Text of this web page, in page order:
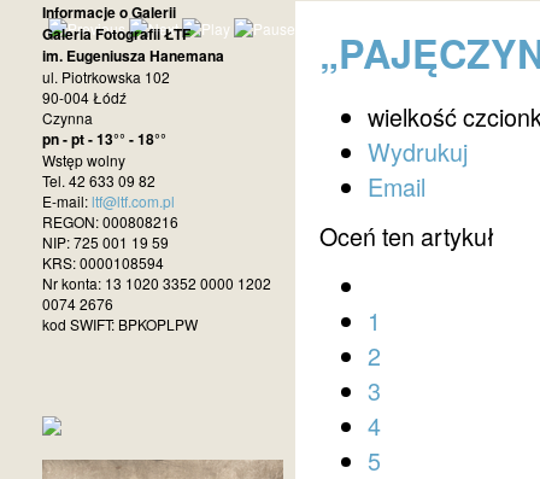
wielkość
Wydrukuj
Email
Oceń ten artykuł
1
2
3
4
5
Informacje o Galerii
Galeria Fotografii ŁTF
im. Eugeniusza Hanemana
ul. Piotrkowska 102
90-004 Łódź
Czynna
pn - pt - 13°° - 18°°
Wstęp wolny
Tel. 42 633 09 82
E-mail:ltf@ltf.com.pl
REGON: 000808216
NIP: 725 001 19 59
KRS: 0000108594
Nr konta: 13 1020 3352 0000 1202
0074 2676
kod SWIFT: BPKOPLPW